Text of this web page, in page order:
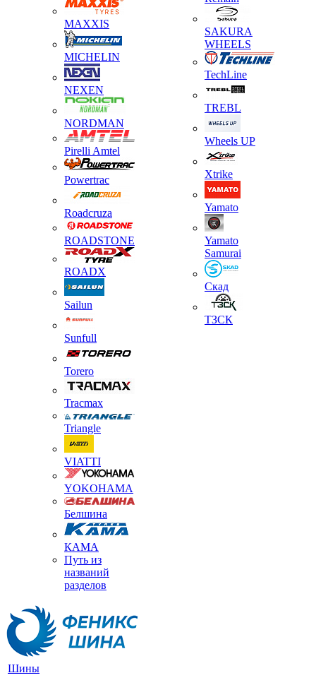
MAXXIS
MICHELIN
NEXEN
NORDMAN
Pirelli Amtel
Powertrac
Roadcruza
ROADSTONE
ROADX
Sailun
Sunfull
Torero
Tracmax
Triangle
VIATTI
YOKOHAMA
Белшина
КАМА
Путь из
названий
разделов
SAKURA
WHEELS
TechLine
TREBL
Wheels UP
Xtrike
Yamato
Yamato
Samurai
Скад
ТЗСК
Шины